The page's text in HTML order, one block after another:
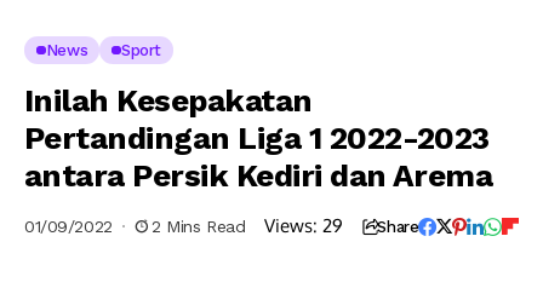
News Sport
Inilah Kesepakatan
Pertandingan Liga 1 2022-2023
antara Persik Kediri dan Arema
01/09/2022 2 Mins Read Views: 29 Share